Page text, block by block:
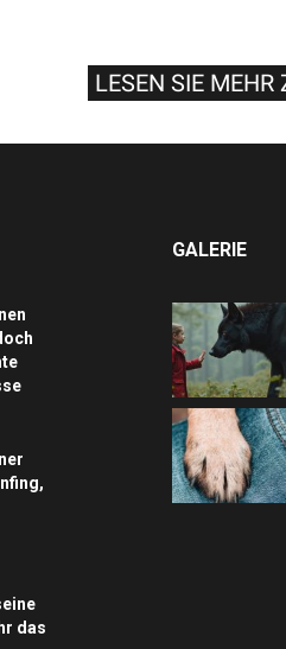
LESEN SIE
das
GALERIE